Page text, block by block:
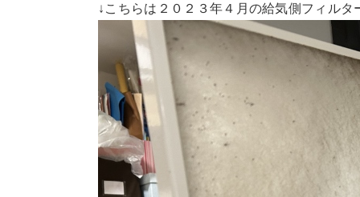
↓こちらは２０２３年４月の給気側フィルタ